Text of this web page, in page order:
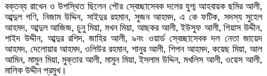
বক্তব্য রাখেন ও উপস্থিত ছিলেন পৌর স্বেচ্ছাসেবক দলের যুগ্ম আহবায়ক ছমির আলী,
আব্দুল গণি, নিজাম উদ্দিন, সাইদুর রহমান, সুজন আহমদ, এ কে ফটিক, সদস্য সুহেল
আহমদ, আব্দুল আজিজ, চুনু মিয়া, মখন মিয়া, আছকর আলী, ইউসুফ আলী, গিয়াস উদ্দীন,
শাইদ উদ্দীন, আব্দুর রশিদ, জাহির আলী, ৯নং ওয়ার্ড স্বেচ্ছাসেবক দল নেতা জায়েদ
আহমদ, দেলোয়ার আহমদ, ওলিউর রহমান, শানুর আলী, শিপন আহমদ, কয়েছ মিয়া, আল
আমিন, মামুন মিয়া, মুক্তার আলী, মামুন মিয়া, ইসলাম উদ্দিন, মখলিস আলী, ওয়েস আলী,
মালিক উদ্দীন প্রমুখ।